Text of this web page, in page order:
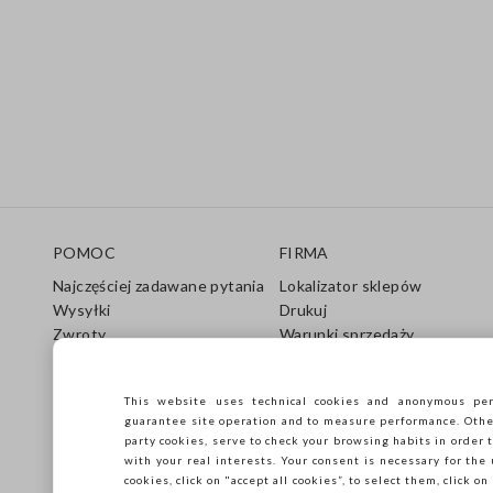
POMOC
Najczęściej zadawane pytania
Wysyłki
Zwroty
Przewodnik po rozmiarach
FIRMA
Lokalizator sklepów
Drukuj
Warunki sprzedaży
Zrównoważony rozwój
This website uses technical cookies and anonymous
guarantee site operation and to measure performance.
party cookies, serve to check your browsing habits in
with your real interests. Your consent is necessary for the
cookies, click on "accept all cookies”, to select them, click